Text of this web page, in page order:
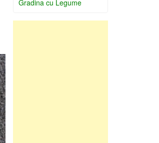
Gradina cu Legume